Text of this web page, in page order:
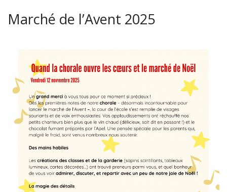
Marché de l’Avent 2025